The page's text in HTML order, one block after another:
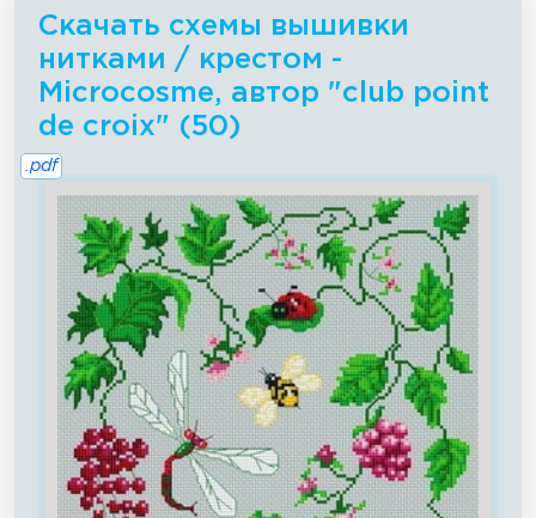
Скачать схемы вышивки
нитками / крестом -
Microcosme, автор "club point
de croix" (50)
.pdf